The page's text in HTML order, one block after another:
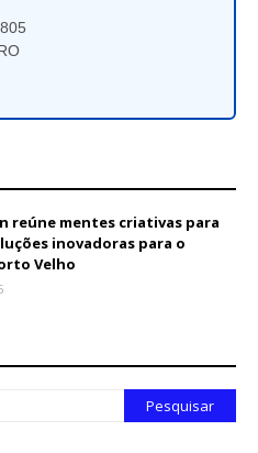
reúne mentes criativas para
inovadoras para o
Velho